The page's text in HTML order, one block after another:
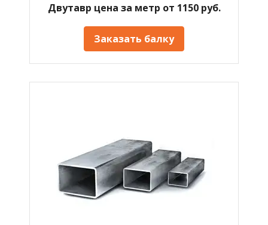
Двутавр цена за метр от 1150 руб.
Заказать балку